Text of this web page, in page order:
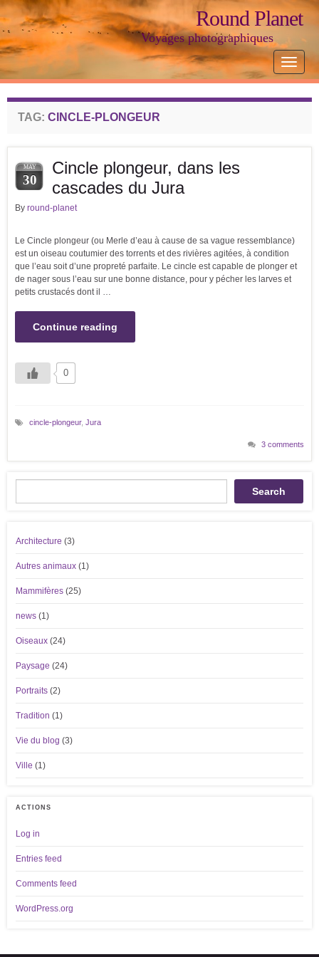
Toggle
Round Planet
Voyages photographiques
TAG: CINCLE-PLONGEUR
MAY
30
Cincle plongeur, dans les
cascades du Jura
By round-planet
Le Cincle plongeur (ou Merle d’eau à cause de sa vague ressemblance)
est un oiseau coutumier des torrents et des rivières agitées, à condition
que l’eau soit d’une propreté parfaite. Le cincle est capable de plonger et
de nager sous l’eau sur une bonne distance, pour y pécher les larves et
petits crustacés dont il …
Continue reading
0
cincle-plongeur, Jura
3 comments
Search
Architecture (3)
Autres animaux (1)
Mammifères (25)
news (1)
Oiseaux (24)
Paysage (24)
Portraits (2)
Tradition (1)
Vie du blog (3)
Ville (1)
ACTIONS
Log in
Entries feed
Comments feed
WordPress.org